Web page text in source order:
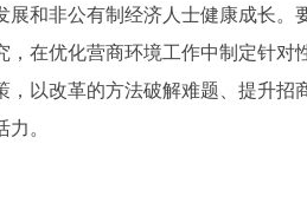
和非公有制经济人士健康成长
在优化营商环境工作中制定针
以改革的方法破解难题、提升
。